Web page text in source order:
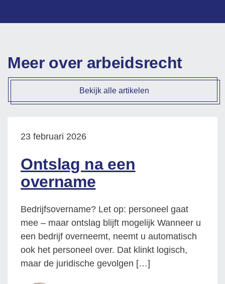
Meer over arbeidsrecht
Bekijk alle artikelen
23 februari 2026
Ontslag na een
overname
Bedrijfsovername? Let op: personeel gaat
mee – maar ontslag blijft mogelijk Wanneer u
een bedrijf overneemt, neemt u automatisch
ook het personeel over. Dat klinkt logisch,
maar de juridische gevolgen […]